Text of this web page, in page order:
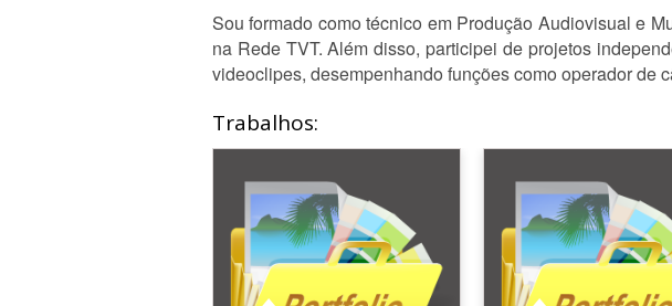
Sou formado como técnico em Produção Audiovisual e
na Rede TVT. Além disso, participei de projetos
videoclipes, desempenhando funções como operador de
Trabalhos: